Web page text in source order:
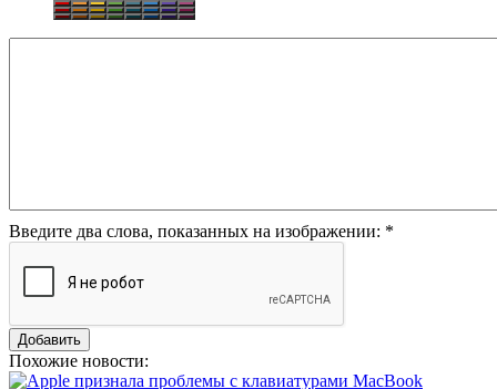
Введите два слова, показанных на изображении: *
Похожие новости: